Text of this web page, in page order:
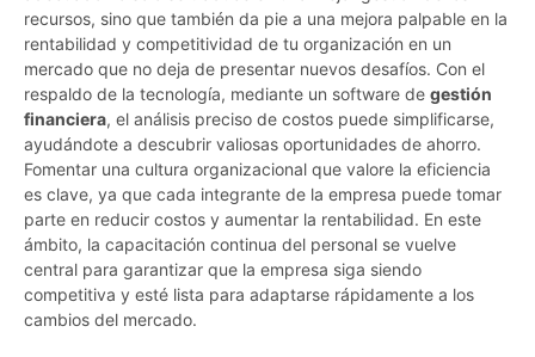
recursos, sino que también da pie a una mejora palpable en la
rentabilidad y competitividad de tu organización en un
mercado que no deja de presentar nuevos desafíos. Con el
respaldo de la tecnología, mediante un software de gestión
financiera, el análisis preciso de costos puede simplificarse,
ayudándote a descubrir valiosas oportunidades de ahorro.
Fomentar una cultura organizacional que valore la eficiencia
es clave, ya que cada integrante de la empresa puede tomar
parte en reducir costos y aumentar la rentabilidad. En este
ámbito, la capacitación continua del personal se vuelve
central para garantizar que la empresa siga siendo
competitiva y esté lista para adaptarse rápidamente a los
cambios del mercado.